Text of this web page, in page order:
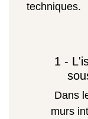
techniques.
1 -
Dans
murs